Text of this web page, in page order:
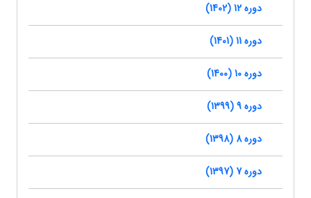
دوره 12 (1402)
دوره 11 (1401)
دوره 10 (1400)
دوره 9 (1399)
دوره 8 (1398)
دوره 7 (1397)